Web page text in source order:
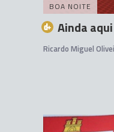
BOA NOITE
Ainda
Ricardo Miguel